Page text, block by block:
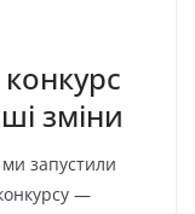
зміни
запустили
—